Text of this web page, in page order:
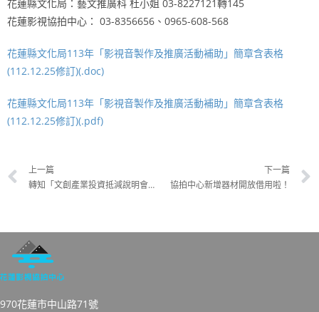
花蓮縣文化局：藝文推廣科 杜小姐 03-8227121轉145
花蓮影視協拍中心： 03-8356656、0965-608-568
花蓮縣文化局113年「影視音製作及推廣活動補助」簡章含表格
(112.12.25修訂)(.doc)
花蓮縣文化局113年「影視音製作及推廣活動補助」簡章含表格
(112.12.25修訂)(.pdf)
上一篇
轉知「文創產業投資抵減說明會來囉！」
下一篇
協拍中心新增器材開放借用啦！
970花蓮市中山路71號